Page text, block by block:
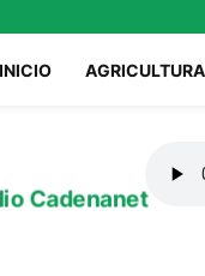
INICIO AGRICULTURA
Cadenanet